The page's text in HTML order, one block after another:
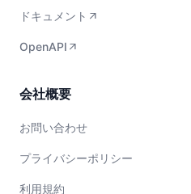
ドキュメント
OpenAPI
会社概要
お問い合わせ
プライバシーポリシー
利用規約